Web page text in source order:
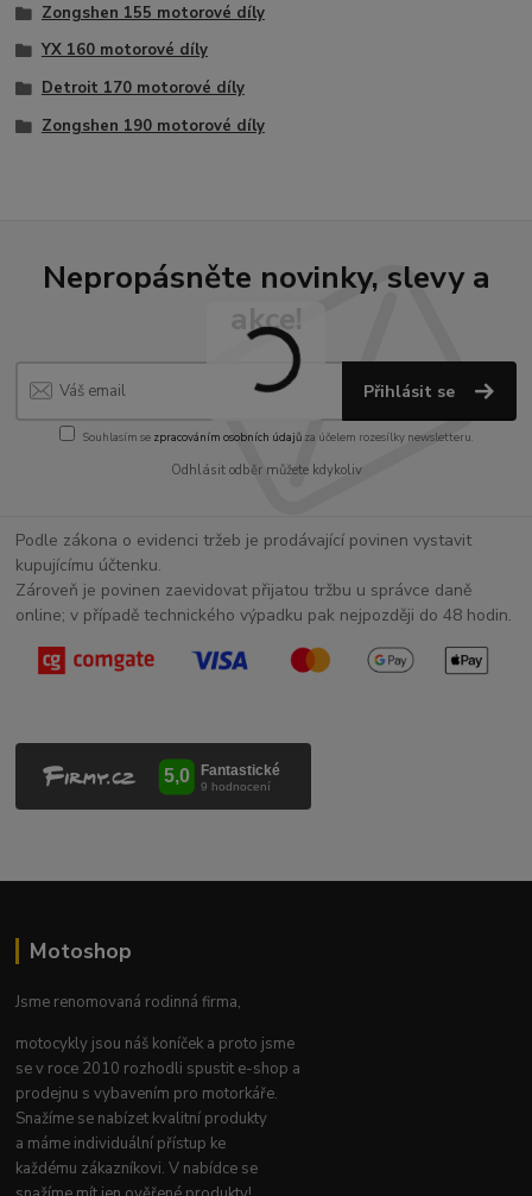
Zongshen 155 motorové díly
YX 160 motorové díly
Detroit 170 motorové díly
Zongshen 190 motorové díly
Nepropásněte novinky, slevy a
akce!
Přihlásit se
Souhlasím se zpracováním osobních údajůza účelem rozesílky newsletteru.
Odhlásit odběr můžete kdykoliv
Podle zákona o evidenci tržeb je prodávající povinen vystavit
kupujícímu účtenku.
Zároveň je povinen zaevidovat přijatou tržbu u správce daně
online; v případě technického výpadku pak nejpozději do 48 hodin.
Motoshop
Jsme renomovaná rodinná firma,
motocykly jsou náš koníček a proto jsme
se v roce 2010 rozhodli spustit e-shop a
prodejnu s vybavením pro motorkáře.
Snažíme se nabízet kvalitní produkty
a máme individuální přístup ke
každému zákazníkovi. V nabídce se